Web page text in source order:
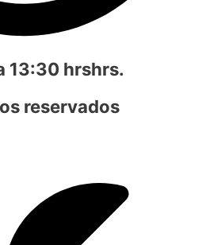
13:30 hrshrs.
reservados